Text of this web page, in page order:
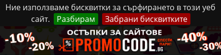
Ние използваме бисквитки за сърфирането в този уеб
сайт.
Разбирам Забрани бисквитките
Неделя, 9 Август, 2026 Реклама Контакти